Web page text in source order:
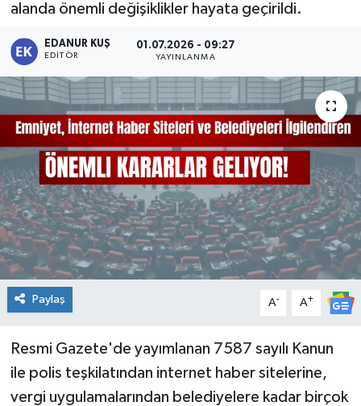
alanda önemli değişiklikler hayata geçirildi.
EDANUR KUŞ
EDITÖR
01.07.2026 - 09:27
YAYINLANMA
Paylaş A- A+
Resmi Gazete'de yayımlanan 7587 sayılı Kanun
ile polis teşkilatından internet haber sitelerine,
vergi uygulamalarından belediyelere kadar birçok